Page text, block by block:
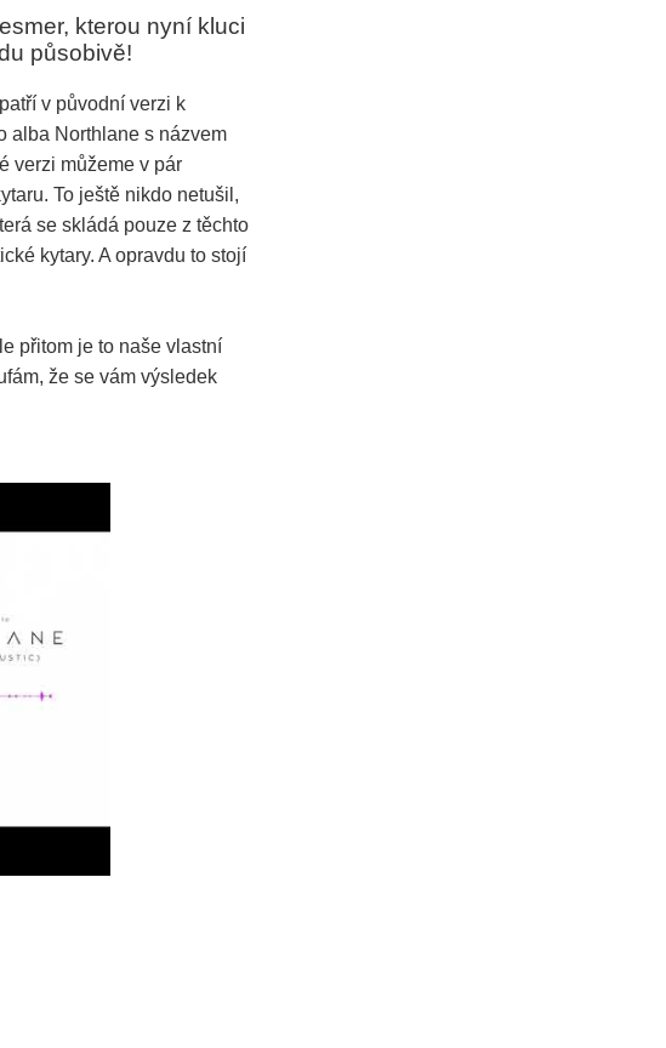
kterou nyní kluci
působivě!
v původní verzi k
alba Northlane s názvem
verzi můžeme v pár
To ještě nikdo netušil,
se skládá pouze z těchto
kytary. A opravdu to stojí
přitom je to naše vlastní
že se vám výsledek